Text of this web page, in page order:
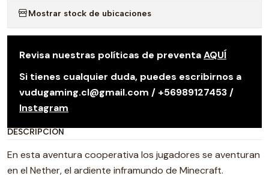
Mostrar stock de ubicaciones
Revisa nuestras políticas de preventaAQUÍ
Si tienes cualquier duda, puedes escribirnos a
vudugaming.cl@gmail.com / +56989127453 /
Instagram
DESCRIPCIÓN
En esta aventura cooperativa los jugadores se aventuran
en el Nether, el ardiente inframundo de Minecraft.